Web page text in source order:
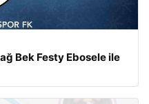
Bek Festy Ebosele ile